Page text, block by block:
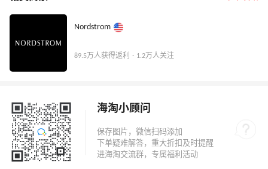
Nordstrom
89.5万人获得返利 · 1.2万人关注
海淘小顾问